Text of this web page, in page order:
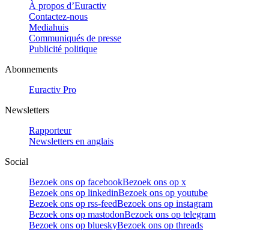
À propos d’Euractiv
Contactez-nous
Mediahuis
Communiqués de presse
Publicité politique
Abonnements
Euractiv Pro
Newsletters
Rapporteur
Newsletters en anglais
Social
Bezoek ons op facebookBezoek ons op x
Bezoek ons op linkedinBezoek ons op youtube
Bezoek ons op rss-feedBezoek ons op instagram
Bezoek ons op mastodonBezoek ons op telegram
Bezoek ons op blueskyBezoek ons op threads